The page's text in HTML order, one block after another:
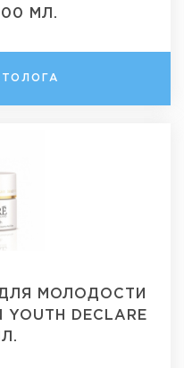
МЛ.
МОЛОДОСТИ
DECLARE